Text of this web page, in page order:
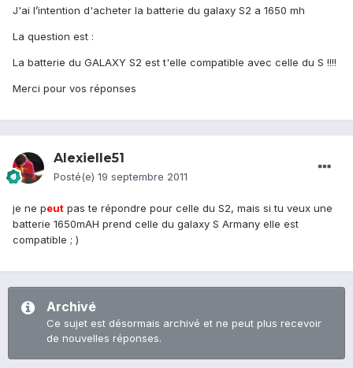
J'ai l’intention d'acheter la batterie du galaxy S2 a 1650 mh
La question est :
La batterie du GALAXY S2 est t'elle compatible avec celle du S !!!!
Merci pour vos réponses
Alexielle51
Posté(e) 19 septembre 2011
je ne peut pas te répondre pour celle du S2, mais si tu veux une
batterie 1650mAH prend celle du galaxy S Armany elle est
compatible ; )
Archivé
Ce sujet est désormais archivé et ne peut plus recevoir
de nouvelles réponses.